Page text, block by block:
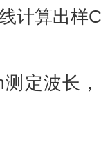
计算出样
定波长